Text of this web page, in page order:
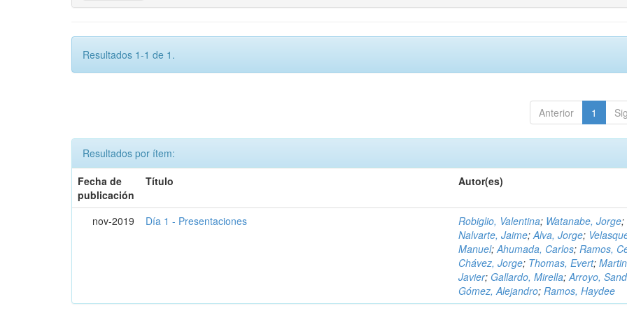
Resultados 1-1 de 1.
Anterior 1
Resultados por ítem:
Fecha de
publicación
Título Autor(es)
nov-2019 Día 1 - Presentaciones Robiglio, Valentina; Watanabe, Jorge;
Nalvarte, Jaime;Alva, Jorge;
Manuel;Ahumada, Carlos;Ramos,
Chávez, Jorge; Thomas, Evert;
Javier; Gallardo, Mirella;Arroyo,
Gómez, Alejandro;Ramos, Haydee